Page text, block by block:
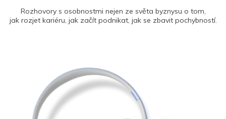
Rozhovory s osobnostmi nejen ze světa byznysu o tom,
jak rozjet kariéru, jak začít podnikat, jak se zbavit pochybností.